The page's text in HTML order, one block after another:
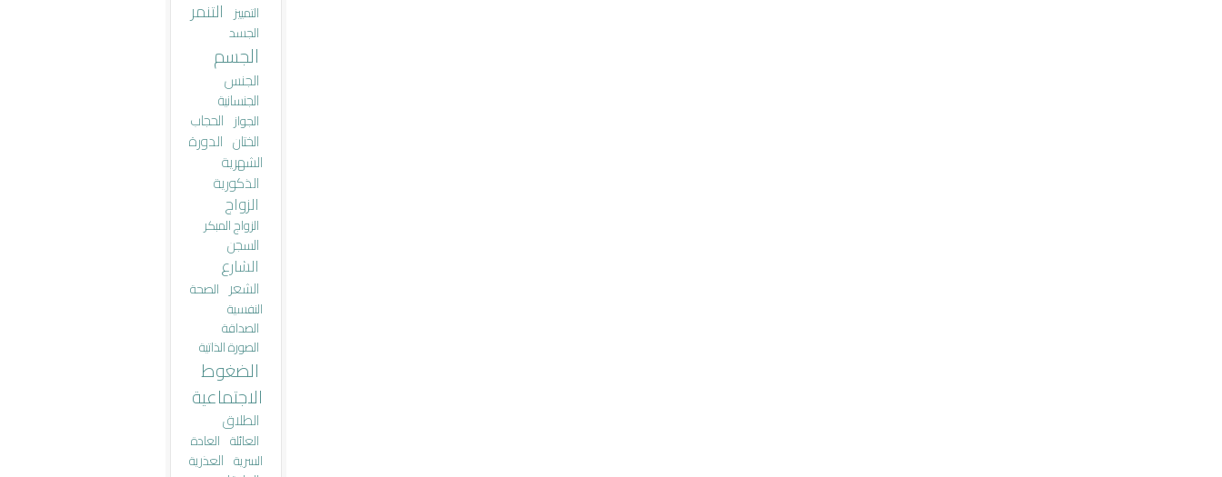
التمييز التنمر
الجسد
الجسم
الجنس
الجنسانية
الجواز الحجاب
الختان الدورة
الشهرية
الذكورية
الزواج
الزواج المبكر
السجن
الشارع
الشعر الصحة
النفسية
الصداقة
الصورة الذاتية
الضغوط
الاجتماعية
الطلاق
العائلة العادة
السرية العذرية